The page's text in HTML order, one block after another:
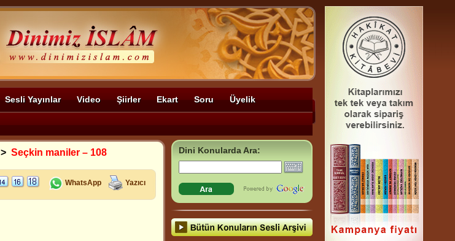
Sesli Yayınlar Video Şiirler Ekart Soru Üyelik
> Seçkin maniler – 108
WhatsApp Yazıcı
Dini Konularda Ara: